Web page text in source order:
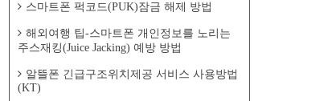
스마트폰 퍽코드(PUK)잠금 해제 방법
해외여행 팁-스마트폰 개인정보를 노리는
주스재킹(Juice Jacking) 예방 방법
알뜰폰 긴급구조위치제공 서비스 사용방법
(KT)